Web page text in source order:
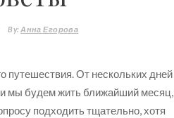
By:Анна Егорова
путешествия. От нескольких дней
мы будем жить ближайший месяц,
подходить тщательно, хотя